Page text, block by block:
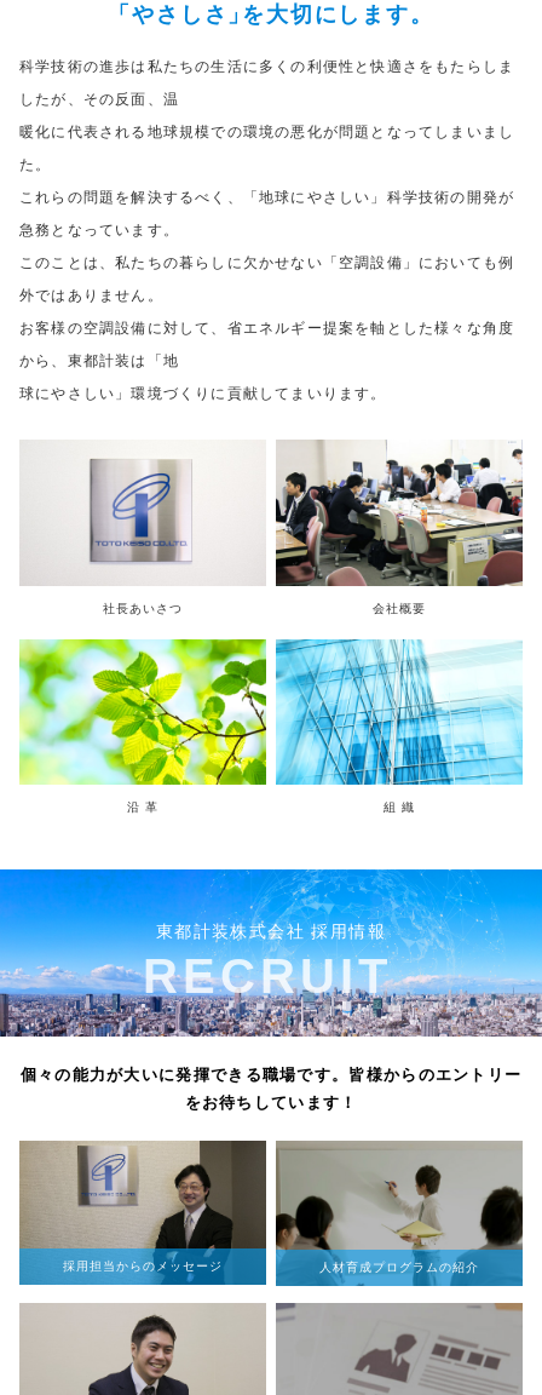
「やさしさ」を大切にします。
科学技術の進歩は私たちの生活に多くの利便性と快適さをもたらしま
したが、その反面、温
暖化に代表される地球規模での環境の悪化が問題となってしまいまし
た。
これらの問題を解決するべく、「地球にやさしい」科学技術の開発が
急務となっています。
このことは、私たちの暮らしに欠かせない「空調設備」においても例
外ではありません。
お客様の空調設備に対して、省エネルギー提案を軸とした様々な角度
から、東都計装は「地
球にやさしい」環境づくりに貢献してまいります。
社長あいさつ 会社概要
沿 革 組 織
東都計装株式会社 採用情報
RECRUIT
個々の能力が大いに発揮できる職場です。皆様からのエントリー
をお待ちしています！
採用担当からのメッセージ 人材育成プログラムの紹介